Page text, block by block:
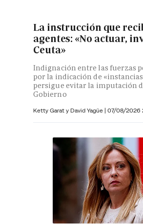
La instrucción que
agentes: «No actuar,
Ceuta»
Indignación entre las fuerzas
por la indicación de
persigue evitar la imputación
Gobierno
Ketty Garat y David Yagüe | 07/08/2026